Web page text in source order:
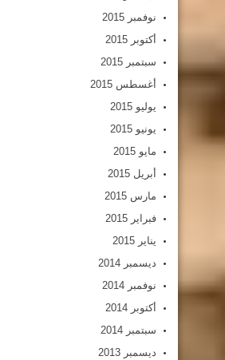
نوفمبر 2015
أكتوبر 2015
سبتمبر 2015
أغسطس 2015
يوليو 2015
يونيو 2015
مايو 2015
أبريل 2015
مارس 2015
فبراير 2015
يناير 2015
ديسمبر 2014
نوفمبر 2014
أكتوبر 2014
سبتمبر 2014
ديسمبر 2013